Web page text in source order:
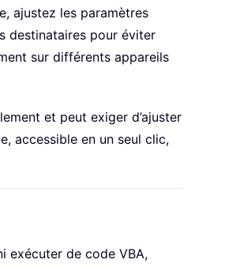
ajustez les paramètres
destinataires pour éviter
sur différents appareils
et peut exiger d’ajuster
accessible en un seul clic,
exécuter de code VBA,